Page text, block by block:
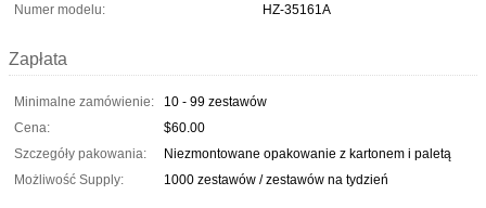
Numer modelu:
HZ-35161A
Zapłata
Minimalne zamówienie:
10 - 99 zestawów
Cena:
$60.00
Szczegóły pakowania:
Niezmontowane opakowanie z kartonem i paletą
Możliwość Supply:
1000 zestawów / zestawów na tydzień